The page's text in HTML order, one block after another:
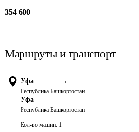
354 600
Маршруты и транспорт
Уфа →
Республика Башкортостан
Уфа
Республика Башкортостан
Кол-во машин: 1